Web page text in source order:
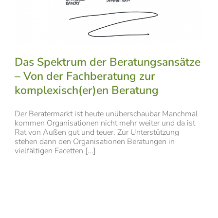
Das Spektrum der Beratungsansätze
– Von der Fachberatung zur
komplexisch(er)en Beratung
Der Beratermarkt ist heute unüberschaubar Manchmal
kommen Organisationen nicht mehr weiter und da ist
Rat von Außen gut und teuer. Zur Unterstützung
stehen dann den Organisationen Beratungen in
vielfältigen Facetten [...]